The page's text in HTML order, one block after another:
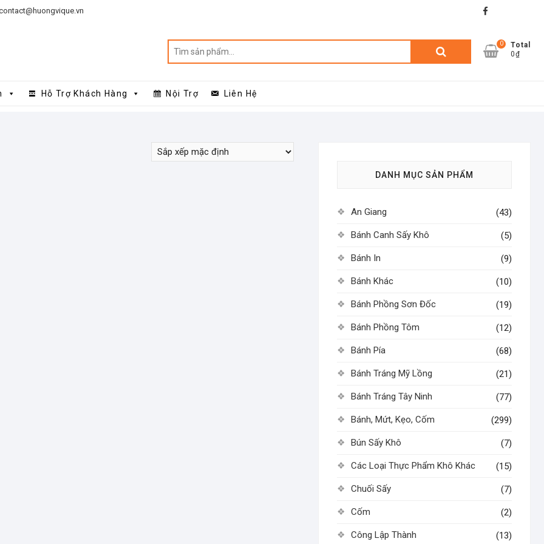
facebook
0
Total
0₫
Hỗ Trợ Khách Hàng Nội Trợ Liên Hệ
DANH MỤC SẢN PHẨM
An Giang (43)
Bánh Canh Sấy Khô (5)
Bánh In (9)
Bánh Khác (10)
Bánh Phồng Sơn Đốc (19)
Bánh Phồng Tôm (12)
Bánh Pía (68)
Bánh Tráng Mỹ Lồng (21)
Bánh Tráng Tây Ninh (77)
Bánh, Mứt, Kẹo, Cốm (299)
Bún Sấy Khô (7)
Các Loại Thực Phẩm Khô Khác (15)
Chuối Sấy (7)
Cốm (2)
Công Lập Thành (13)